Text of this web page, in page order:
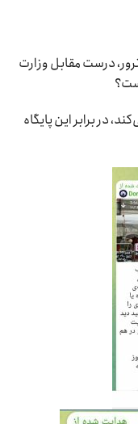
درست مقابل وزارت
در برابر این پایگاه